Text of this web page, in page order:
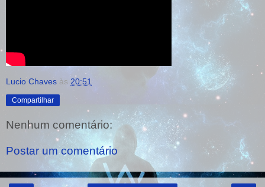
Lucio Chaves às 20:51
Compartilhar
Nenhum comentário:
Postar um comentário